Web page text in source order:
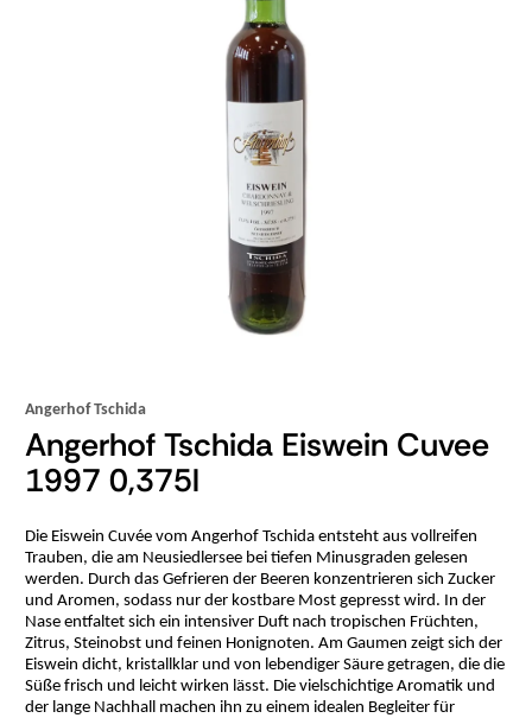
Angerhof Tschida
Angerhof Tschida Eiswein Cuvee
1997 0,375l
Die Eiswein Cuvée vom Angerhof Tschida entsteht aus vollreifen
Trauben, die am Neusiedlersee bei tiefen Minusgraden gelesen
werden. Durch das Gefrieren der Beeren konzentrieren sich Zucker
und Aromen, sodass nur der kostbare Most gepresst wird. In der
Nase entfaltet sich ein intensiver Duft nach tropischen Früchten,
Zitrus, Steinobst und feinen Honignoten. Am Gaumen zeigt sich der
Eiswein dicht, kristallklar und von lebendiger Säure getragen, die die
Süße frisch und leicht wirken lässt. Die vielschichtige Aromatik und
der lange Nachhall machen ihn zu einem idealen Begleiter für